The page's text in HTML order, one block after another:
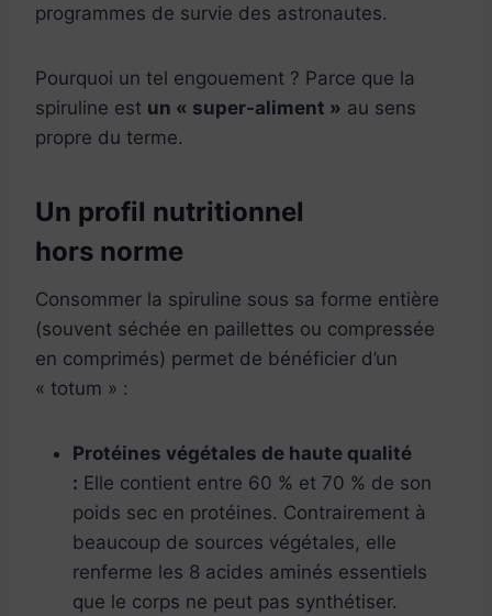
programmes de survie des astronautes.
Pourquoi un tel engouement ? Parce que la
spiruline est un « super-aliment » au sens
propre du terme.
Un profil nutritionnel
hors norme
Consommer la spiruline sous sa forme entière
(souvent séchée en paillettes ou compressée
en comprimés) permet de bénéficier d’un
« totum » :
Protéines végétales de haute qualité
: Elle contient entre 60 % et 70 % de son
poids sec en protéines. Contrairement à
beaucoup de sources végétales, elle
renferme les 8 acides aminés essentiels
que le corps ne peut pas synthétiser.